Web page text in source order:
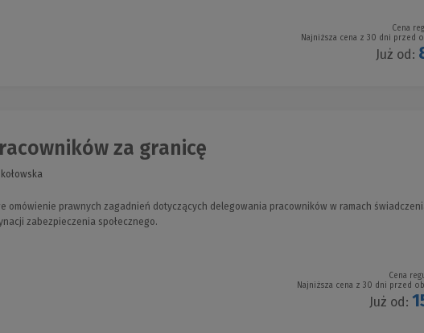
Cena
Najniższa cena z 30 dni przed
Już od:
za granicę
omówienie prawnych zagadnień dotyczących delegowania pracowników w ramach
zabezpieczenia społecznego.
Cena
Najniższa cena z 30 dni przed
Już od: